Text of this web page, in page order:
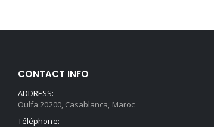
CONTACT INFO
ADDRESS:
Oulfa 20200, Casablanca, Maroc
Téléphone: